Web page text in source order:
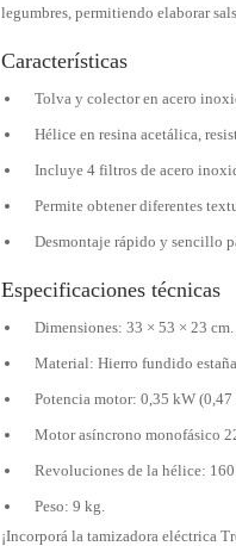
legumbres, permitiendo elaborar
Características
Tolva y colector en acero
Hélice en resina acetálica,
Incluye 4 filtros de acero
Permite obtener diferentes
Desmontaje rápido y sencillo
Especificaciones técnicas
Dimensiones: 33 × 53 × 23 cm.
Material: Hierro fundido
Potencia motor: 0,35 kW (0,47
Motor asíncrono monofásico
Revoluciones de la hélice:
Peso: 9 kg.
¡Incorporá la tamizadora eléctrica